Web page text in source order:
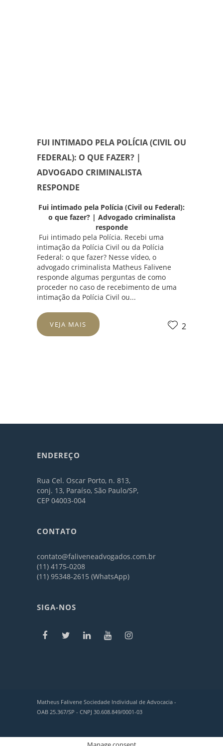
FUI INTIMADO PELA POLÍCIA (CIVIL OU
FEDERAL): O QUE FAZER? |
ADVOGADO CRIMINALISTA
RESPONDE
Fui intimado pela Polícia (Civil ou Federal):
o que fazer? | Advogado criminalista
responde
Fui intimado pela Polícia. Recebi uma
intimação da Polícia Civil ou da Polícia
Federal: o que fazer? Nesse vídeo, o
advogado criminalista Matheus Falivene
responde algumas perguntas de como
proceder no caso de recebimento de uma
intimação da Polícia Civil ou...
VEJA MAIS 2
ENDEREÇO
Rua Cel. Oscar Porto, n. 813,
conj. 13, Paraíso, São Paulo/SP,
CEP 04003-004
CONTATO
contato@faliveneadvogados.com.br
(11) 4175-0208
(11) 95348-2615 (WhatsApp)
SIGA-NOS
Matheus Falivene Sociedade Individual de Advocacia -
OAB 25.367/SP - CNPJ 30.608.849/0001-03